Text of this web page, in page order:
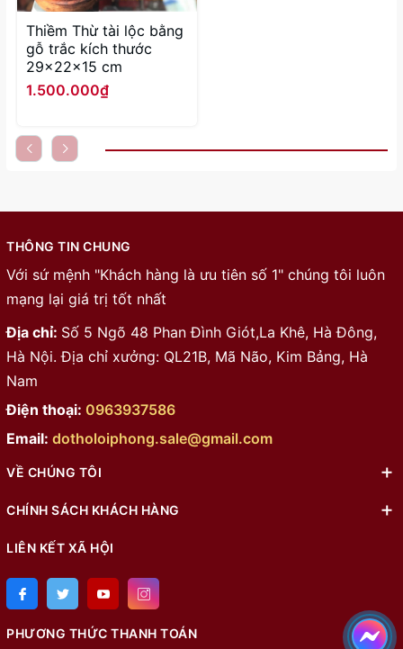
Thiềm Thừ tài lộc bằng
gỗ trắc kích thước
29x22x15 cm
1.500.000₫
THÔNG TIN CHUNG
Với sứ mệnh "Khách hàng là ưu tiên số 1" chúng tôi luôn
mạng lại giá trị tốt nhất
Địa chỉ: Số 5 Ngõ 48 Phan Đình Giót,La Khê, Hà Đông,
Hà Nội. Địa chỉ xưởng: QL21B, Mã Não, Kim Bảng, Hà
Nam
Điện thoại: 0963937586
Email: dotholoiphong.sale@gmail.com
VỀ CHÚNG TÔI
CHÍNH SÁCH KHÁCH HÀNG
LIÊN KẾT XÃ HỘI
PHƯƠNG THỨC THANH TOÁN